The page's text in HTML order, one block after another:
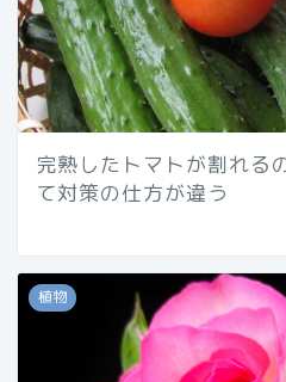
完熟したトマトが割れる
て対策の仕方が違う
植物